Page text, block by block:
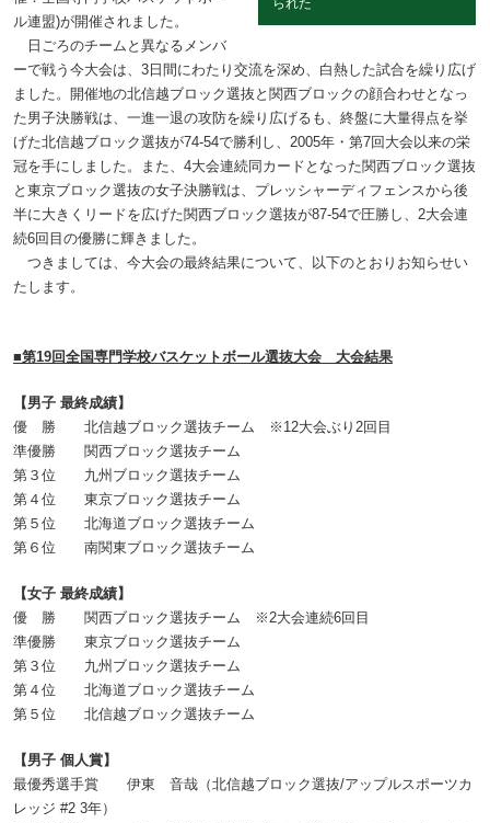
られた
ル連盟)が開催されました。
日ごろのチームと異なるメンバ
ーで戦う今大会は、3日間にわたり交流を深め、白熱した試合を繰り広げ
ました。開催地の北信越ブロック選抜と関西ブロックの顔合わせとなっ
た男子決勝戦は、一進一退の攻防を繰り広げるも、終盤に大量得点を挙
げた北信越ブロック選抜が74‐54で勝利し、2005年・第7回大会以来の栄
冠を手にしました。また、4大会連続同カードとなった関西ブロック選抜
と東京ブロック選抜の女子決勝戦は、プレッシャーディフェンスから後
半に大きくリードを広げた関西ブロック選抜が87‐54で圧勝し、2大会連
続6回目の優勝に輝きました。
つきましては、今大会の最終結果について、以下のとおりお知らせい
たします。
■第19回全国専門学校バスケットボール選抜大会 大会結果
【男子 最終成績】
優 勝 北信越ブロック選抜チーム ※12大会ぶり2回目
準優勝 関西ブロック選抜チーム
第３位 九州ブロック選抜チーム
第４位 東京ブロック選抜チーム
第５位 北海道ブロック選抜チーム
第６位 南関東ブロック選抜チーム
【女子 最終成績】
優 勝 関西ブロック選抜チーム ※2大会連続6回目
準優勝 東京ブロック選抜チーム
第３位 九州ブロック選抜チーム
第４位 北海道ブロック選抜チーム
第５位 北信越ブロック選抜チーム
【男子 個人賞】
最優秀選手賞 伊東 音哉（北信越ブロック選抜/アップルスポーツカ
レッジ #2 3年）